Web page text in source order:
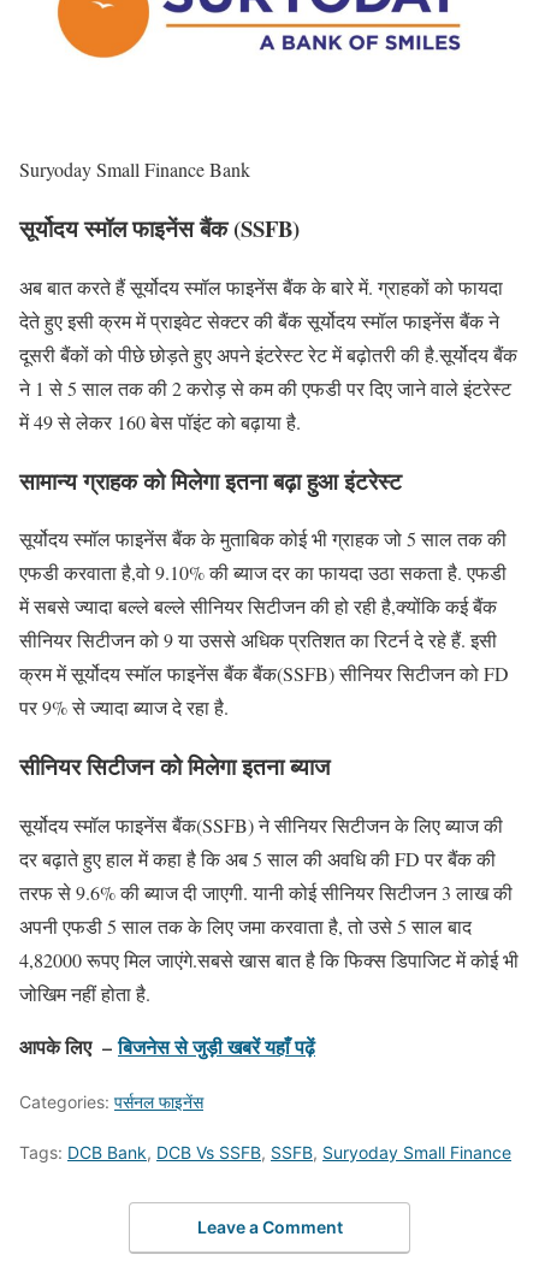
Suryoday Small Finance Bank
सूर्योदय स्मॉल फाइनेंस बैंक (SSFB)
अब बात करते हैं सूर्योदय स्मॉल फाइनेंस बैंक के बारे में. ग्राहकों को फायदा
देते हुए इसी क्रम में प्राइवेट सेक्टर की बैंक सूर्योदय स्मॉल फाइनेंस बैंक ने
दूसरी बैंकों को पीछे छोड़ते हुए अपने इंटरेस्ट रेट में बढ़ोतरी की है.सूर्योदय बैंक
ने 1 से 5 साल तक की 2 करोड़ से कम की एफडी पर दिए जाने वाले इंटरेस्ट
में 49 से लेकर 160 बेस पॉइंट को बढ़ाया है.
सामान्य ग्राहक को मिलेगा इतना बढ़ा हुआ इंटरेस्ट
सूर्योदय स्मॉल फाइनेंस बैंक के मुताबिक कोई भी ग्राहक जो 5 साल तक की
एफडी करवाता है,वो 9.10% की ब्याज दर का फायदा उठा सकता है. एफडी
में सबसे ज्यादा बल्ले बल्ले सीनियर सिटीजन की हो रही है,क्योंकि कई बैंक
सीनियर सिटीजन को 9 या उससे अधिक प्रतिशत का रिटर्न दे रहे हैं. इसी
क्रम में सूर्योदय स्मॉल फाइनेंस बैंक बैंक(SSFB) सीनियर सिटीजन को FD
पर 9% से ज्यादा ब्याज दे रहा है.
सीनियर सिटीजन को मिलेगा इतना ब्याज
सूर्योदय स्मॉल फाइनेंस बैंक(SSFB) ने सीनियर सिटीजन के लिए ब्याज की
दर बढ़ाते हुए हाल में कहा है कि अब 5 साल की अवधि की FD पर बैंक की
तरफ से 9.6% की ब्याज दी जाएगी. यानी कोई सीनियर सिटीजन 3 लाख की
अपनी एफडी 5 साल तक के लिए जमा करवाता है, तो उसे 5 साल बाद
4,82000 रूपए मिल जाएंगे.सबसे खास बात है कि फिक्स डिपाजिट में कोई भी
जोखिम नहीं होता है.
आपके लिए –बिजनेस से जुड़ी खबरें यहाँ पढ़ें
Categories: पर्सनल फाइनेंस
Tags: DCB Bank, DCB Vs SSFB, SSFB, Suryoday Small Finance
Leave a Comment